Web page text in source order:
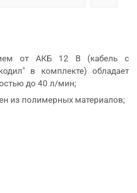
от АКБ 12 В (кабель с
в комплекте) обладает
до 40 л/мин;
из полимерных материалов;
для установки или жесткой
рабочей поверхности.